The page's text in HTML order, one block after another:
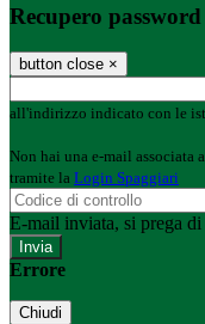
Recupero password
button close ×
all'indirizzo indicato con le
Non hai una e-mail associata
tramite la Login Spaggiari
E-mail inviata, si prega
Errore
Chiudi